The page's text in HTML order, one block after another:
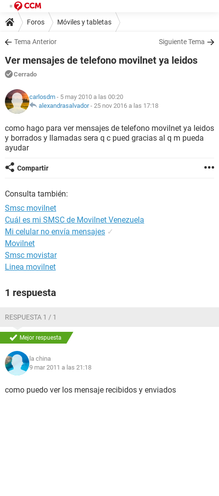
Foros Móviles y tabletas
Tema Anterior Siguiente Tema
Ver mensajes de telefono movilnet ya leidos
Cerrado
carlosdm - 5 may 2010 a las 00:20
alexandrasalvador- 25 nov 2016 a las 17:18
como hago para ver mensajes de telefono movilnet ya leidos
y borrados y llamadas sera q c pued gracias al q m pueda
ayudar
Compartir
Consulta también:
Smsc movilnet
Cuál es mi SMSC de Movilnet Venezuela
Mi celular no envía mensajes ✓
Movilnet
Smsc movistar
Linea movilnet
1 respuesta
RESPUESTA 1 / 1
Mejor respuesta
la china
9 mar 2011 a las 21:18
como puedo ver los mensaje recibidos y enviados